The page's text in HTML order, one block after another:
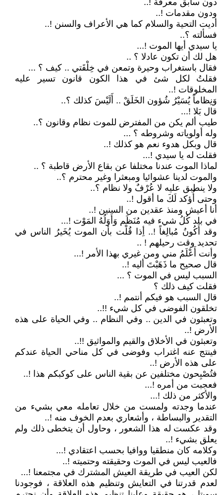
دون سابق معرفة !..
ودون مقدمات !..
أديت التحية والسلام كما هي الأعراف والسنن !..
فسألته ؟..
يا سيدي أيها الموت !...
هل لك أن تكون عادلا ؟ ..
فقال باستغراب وحيرة وتمعن في خِلْقَتي .. كيف ؟ ...
فقلتُ لكل شئ في هذا الكون قانون تسير عليه
المخلوقات !..
وَنِظاماً يُسَيْرُ شُؤون الخَلَقْ .. أَلَيْسَ كذلك ؟..
قال بَلا !...
طيب ألم يكن من المفترض للموت نظام وقانون ؟..
وله أولوياته وشروطه ؟ ...
قال وبكل هدوء نعم هو كذلك !..
فقلت له يا سيدي !...
لماذا الموت عندنا مختلفا عن بقاع الأرض قاطبة ؟ ..
والموت لدينا عشوائيا ومبعثرا وغير محترم ؟..
ولا ينطبق عليه لا عُرْفٌ ولا نظام ؟..
وحتى أُؤكد لَكَ ما أقول !..
أنا أعيش ومنذ عقدين من السنين !..
في بلد كُلُ شيء فيه مُنَظَم وَأَوَلُهُ المَوْت !...
وقد أَكُونُ مُبالِغاً !.. أِذا قُلْت بأن الموت يُخَيرُ الناس في
تحديد وقت رحيلهم ! ..
وأنت أَعْلَمُ مني ومن غيري بهذا الأمر !...
قال صحيح ما ذَهَبْتَ أليه !..
السبب ليس في الموت ؟ ...
فقلت كيف ذلك ؟
قال السبب هو فيكم أنتمم !..
تخلقون الفوضى في كل شيء !!..
وتعبثون في الدين .. وفي النظام .. وفي الحياة على هذه
الأرض !..
وتعبثون في الأخلاق والقيم والمواثيق !!..
فينتج عنه اغتراب وفوضى في كل مناحي الحياة عندكم
على هذه الأرض !..
فتُصْبِحون مختلفين عن بقية الناس على كوكبكم هذا !..
فعجبت من أمره !...
والأكثر من ذلك !...
عندما وجدته ولمست من خلال تعامله معي بشيء من
التقدير والبساطة ، وأشعاري بعدم الخوف منه !..
وقد عكست له هذا الشعور ، وحاول أن يتخطى ذلك ولم
يعلق بشيء !..
وكلامه كان منطقيا ووافيا بحسب اعتقادي !...
فالعيب ليس في الموت وحقيقته وحتميته !..
لكن العيب في طريقة العيش المشترك في مجتمعنا !...
لعدم قدرتنا في التعايش وتنظيم هذه العلاقة ، فوجودنا